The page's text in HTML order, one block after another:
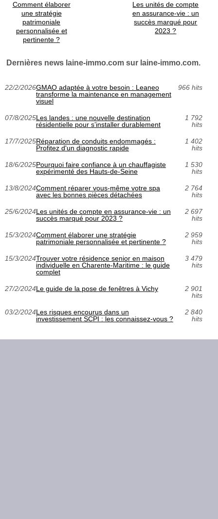
Comment élaborer
une stratégie
patrimoniale
personnalisée et
pertinente ?
Les unités de compte
en assurance-vie : un
succès marqué pour
2023 ?
Dernières news laine-immo.com sur laine-immo.com.
22/2/2026GMAO adaptée à votre besoin : Leaneo
transforme la maintenance en management
visuel
966 hits
07/8/2025Les landes : une nouvelle destination
résidentielle pour s’installer durablement
1 792
hits
17/7/2025Réparation de conduits endommagés :
Profitez d'un diagnostic rapide
1 402
hits
18/6/2025Pourquoi faire confiance à un chauffagiste
expérimenté des Hauts-de-Seine
1 530
hits
13/8/2024Comment réparer vous-même votre spa
avec les bonnes pièces détachées
2 764
hits
25/6/2024Les unités de compte en assurance-vie : un
succès marqué pour 2023 ?
2 697
hits
15/3/2024Comment élaborer une stratégie
patrimoniale personnalisée et pertinente ?
2 959
hits
15/3/2024Trouver votre résidence senior en maison
individuelle en Charente-Maritime : le guide
complet
3 479
hits
27/2/2024Le guide de la pose de fenêtres à Vichy
2 901
hits
03/2/2024Les risques encourus dans un
investissement SCPI : les connaissez-vous ?
2 840
hits